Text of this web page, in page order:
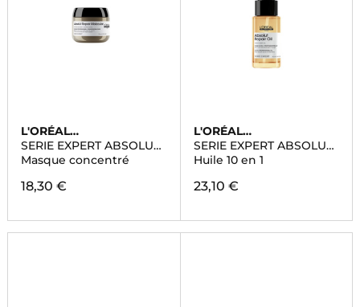
L'ORÉAL
PROFESSIONNEL
SERIE EXPERT ABSOLUT
REPAIR
Masque concentré
18,30 €
L'ORÉAL
PROFESSIONNEL
SERIE EXPERT ABSOLUT
REPAIR
Huile 10 en 1
23,10 €